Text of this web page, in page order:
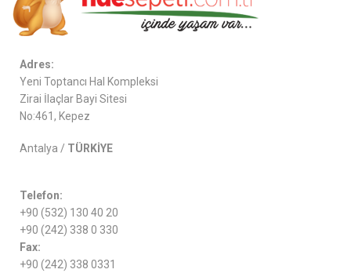
Adres:
Yeni Toptancı Hal Kompleksi
Zirai İlaçlar Bayi Sitesi
No:461, Kepez
Antalya / TÜRKİYE
Telefon:
+90 (532) 130 40 20
+90 (242) 338 0 330
Fax:
+90 (242) 338 0331